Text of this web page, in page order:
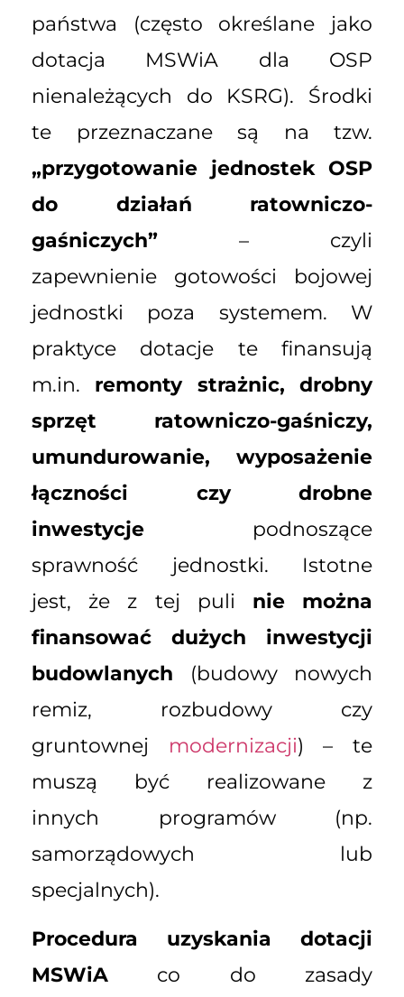
państwa (często określane jako
dotacja MSWiA dla OSP
nienależących do KSRG). Środki
te przeznaczane są na tzw.
„przygotowanie jednostek OSP
do działań ratowniczo-
gaśniczych” – czyli
zapewnienie gotowości bojowej
jednostki poza systemem. W
praktyce dotacje te finansują
m.in. remonty strażnic, drobny
sprzęt ratowniczo-gaśniczy,
umundurowanie, wyposażenie
łączności czy drobne
inwestycje podnoszące
sprawność jednostki. Istotne
jest, że z tej puli nie można
finansować dużych inwestycji
budowlanych (budowy nowych
remiz, rozbudowy czy
gruntownej modernizacji) – te
muszą być realizowane z
innych programów (np.
samorządowych lub
specjalnych).
Procedura uzyskania dotacji
MSWiA co do zasady